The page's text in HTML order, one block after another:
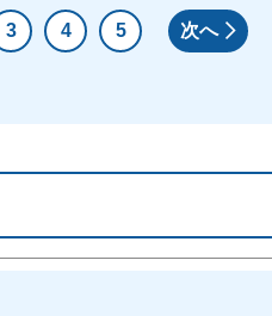
3 4 5 次へ